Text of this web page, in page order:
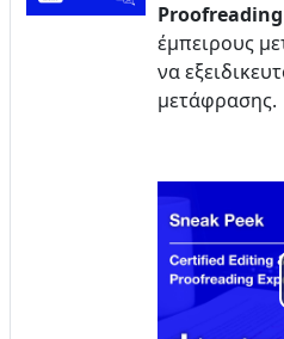
Proofreading
έμπειρους
να
μετάφρασης.